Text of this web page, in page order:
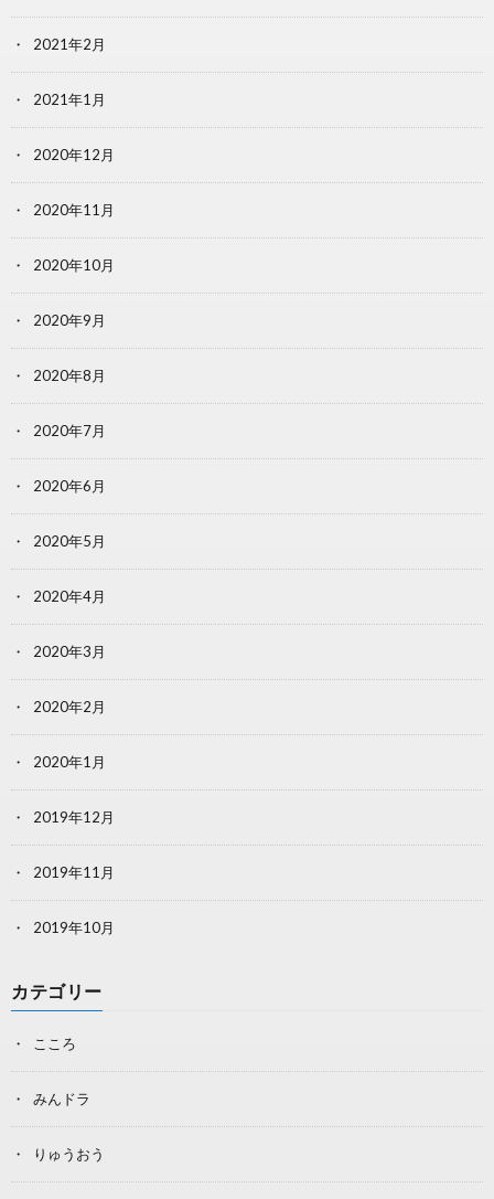
2021年2月
2021年1月
2020年12月
2020年11月
2020年10月
2020年9月
2020年8月
2020年7月
2020年6月
2020年5月
2020年4月
2020年3月
2020年2月
2020年1月
2019年12月
2019年11月
2019年10月
カテゴリー
こころ
みんドラ
りゅうおう